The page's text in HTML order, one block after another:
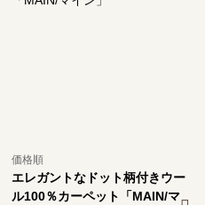
価格順
エレガントなドット柄付きウー
ル100％カーペット「MAIN/マ